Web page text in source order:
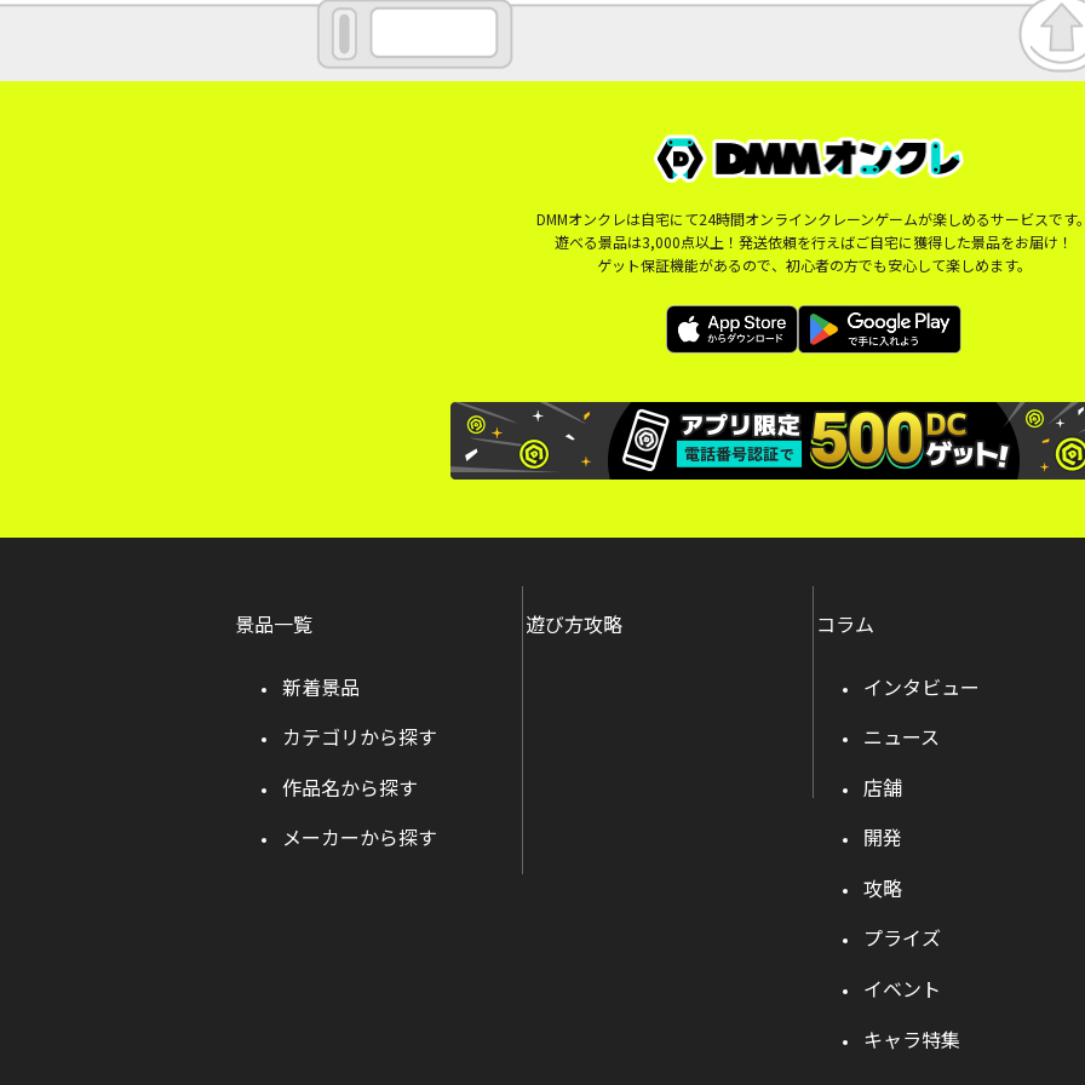
DMMオンクレは自宅にて24時間オンラインクレーンゲームが楽しめるサービスです
遊べる景品は3,000点以上！発送依頼を行えばご自宅に獲得した景品をお届け！
ゲット保証機能があるので、初心者の方でも安心して楽しめます。
景品一覧
新着景品
カテゴリから探す
作品名から探す
メーカーから探す
遊び方攻略 コラム
インタビュー
ニュース
店舗
開発
攻略
プライズ
イベント
キャラ特集